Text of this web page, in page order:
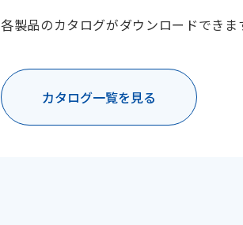
各製品のカタログがダウンロードできま
カタログ一覧を見る